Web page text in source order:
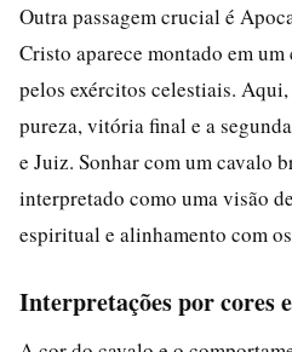
Outra passagem crucial é
Cristo aparece montado em
pelos exércitos celestiais.
pureza, vitória final e a
e Juiz. Sonhar com um cavalo
interpretado como uma visão
espiritual e alinhamento com
Interpretações por cores